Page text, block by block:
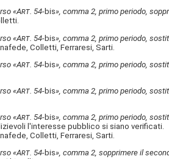
«Art. 54-bis», comma 2, primo periodo,
«Art . 54-bis», comma 2, primo periodo,
Colletti, Ferraresi, Sarti.
«Art . 54-bis», comma 2, primo periodo,
«Art. 54-bis», comma 2, primo periodo,
«Art. 54-bis», comma 2, primo periodo,
l'interesse pubblico si siano verificati.
Colletti, Ferraresi, Sarti.
«Art. 54-bis», comma 2, sopprimere il